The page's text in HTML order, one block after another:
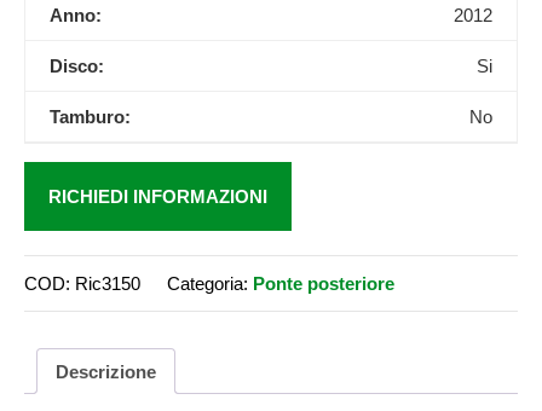
Anno: 2012
Disco: Si
Tamburo: No
RICHIEDI INFORMAZIONI
COD: Ric3150 Categoria: Ponte posteriore
Descrizione